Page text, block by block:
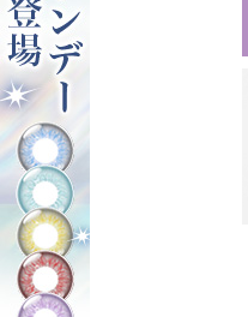
80cm - レッ
ウン04
円(税込)